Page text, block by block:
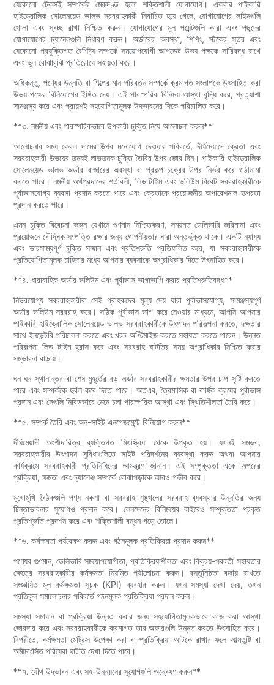
যেকোনো টেকসই সম্পর্কের মেরুদণ্ড হলো শক্তিশালী যোগাযোগ। একবার পাইকারি
হাইড্রোলিক সোলেনয়েড ভালভ সরবরাহকারী নির্বাচিত হয়ে গেলে, যোগাযোগের লাইনগুলি
খোলা এবং স্বচ্ছ রাখা নিশ্চিত করুন। যোগাযোগের মূল পয়েন্টগুলি কারা এবং পছন্দের
যোগাযোগের চ্যানেলগুলি নির্ধারণ করুন। অর্ডারের অবস্থা, শিপিং, স্টকের স্তর এবং
যেকোনো প্রযুক্তিগত বৈশিষ্ট্য সম্পর্কে সময়োপযোগী আপডেট উভয় পক্ষকে সারিবদ্ধ রাখে
এবং ভুল বোঝাবুঝি প্রতিরোধে সহায়তা করে।
অধিকন্তু, পণ্যের উন্নতি বা শিল্পের মান পরিবর্তন সম্পর্কে ক্রমাগত সংলাপকে উৎসাহিত করা
উভয় পক্ষের বিনিয়োগের ইঙ্গিত দেয়। এই পারস্পরিক বিনিময় আস্থা বৃদ্ধি করে, প্রত্যাশা
সামঞ্জস্য করে এবং প্রায়শই সহযোগিতামূলক উদ্ভাবনের দিকে পরিচালিত করে।
**৩. নমনীয় এবং পারস্পরিকভাবে উপকারী চুক্তি নিয়ে আলোচনা করুন**
আলোচনার সময় কেবল দামের উপর মনোযোগ দেওয়ার পরিবর্তে, দীর্ঘমেয়াদে ক্রেতা এবং
সরবরাহকারী উভয়ের জন্যই লাভজনক চুক্তি তৈরির উপর জোর দিন। পাইকারি হাইড্রোলিক
সোলেনয়েড ভালভ অর্ডার বাজারের অবস্থা বা প্রকল্প চক্রের উপর নির্ভর করে ওঠানামা
করতে পারে। নমনীয় অর্থপ্রদানের শর্তাবলী, লিড টাইম এবং ভলিউম রিবেট সরবরাহকারীকে
পূর্বাভাসযোগ্য ব্যবসা প্রদান করতে পারে এবং ক্রেতাকে প্রয়োজনীয় অপারেশনাল তত্পরতা
প্রদান করতে পারে।
এমন চুক্তি বিবেচনা করুন যেখানে গুণমান নিশ্চিতকরণ, সময়মত ডেলিভারি জরিমানা এবং
প্রয়োজনে বৌদ্ধিক সম্পত্তি রক্ষার জন্য গোপনীয়তার ধারা অন্তর্ভুক্ত থাকে। একটি ন্যায্য
এবং ভারসাম্যপূর্ণ চুক্তি সম্মান এবং প্রতিশ্রুতি প্রতিফলিত করে, যা সরবরাহকারীকে
প্রতিযোগিতামূলক চাহিদার মধ্যে আপনার ব্যবসাকে অগ্রাধিকার দিতে উৎসাহিত করে।
**৪. ধারাবাহিক অর্ডার ভলিউম এবং পূর্বাভাস ভাগাভাগি করার প্রতিশ্রুতিবদ্ধ**
নির্ভরযোগ্য সরবরাহকারীরা সেই গ্রাহকদের মূল্য দেয় যারা পূর্বাভাসযোগ্য, সামঞ্জস্যপূর্ণ
অর্ডার ভলিউম সরবরাহ করে। সঠিক পূর্বাভাস ভাগ করে নেওয়ার মাধ্যমে, আপনি আপনার
পাইকারি হাইড্রোলিক সোলেনয়েড ভালভ সরবরাহকারীকে উৎপাদন পরিকল্পনা করতে, দক্ষতার
সাথে ইনভেন্টরি পরিচালনা করতে এবং খরচ অপ্টিমাইজ করতে সহায়তা করতে পারেন। উন্নত
পরিকল্পনা লিড টাইম হ্রাস করে এবং সরবরাহ ঘাটতির সময় অগ্রাধিকার নিশ্চিত করার
সম্ভাবনা বাড়ায়।
ঘন ঘন স্থানান্তর বা শেষ মুহূর্তের বড় অর্ডার সরবরাহকারীর ক্ষমতার উপর চাপ সৃষ্টি করতে
পারে এবং সম্পর্ককে দুর্বল করে দিতে পারে। অতএব, ত্রৈমাসিক বা বার্ষিক ক্রয়ের পূর্বাভাস
প্রদান এবং সেগুলি নিবিড়ভাবে মেনে চলা পারস্পরিক আস্থা এবং স্থিতিশীলতা তৈরি করে।
**৫. সম্পর্ক তৈরি এবং অন-সাইট এনগেজমেন্টে বিনিয়োগ করুন**
দীর্ঘমেয়াদী অংশীদারিত্ব ব্যক্তিগত মিথস্ক্রিয়া থেকে উপকৃত হয়। যখনই সম্ভব,
সরবরাহকারীর উৎপাদন সুবিধাগুলিতে সাইট পরিদর্শনের ব্যবস্থা করুন অথবা আপনার
কার্যক্রমে সরবরাহকারী প্রতিনিধিদের আমন্ত্রণ জানান। এই সম্পৃক্ততা একে অপরের
প্রক্রিয়া, ক্ষমতা এবং চ্যালেঞ্জ সম্পর্কে বোঝাপড়াকে আরও গভীর করে।
মুখোমুখি বৈঠকগুলি পণ্য নকশা বা সরবরাহ শৃঙ্খলের সরবরাহ ব্যবস্থার উন্নতির জন্য
চিন্তাভাবনার সুযোগও প্রদান করে। লেনদেনের বিনিময়ের বাইরেও সম্পৃক্ততা প্রকৃত
প্রতিশ্রুতি প্রদর্শন করে এবং শক্তিশালী বন্ধন গড়ে তোলে।
**৬. কর্মক্ষমতা পর্যবেক্ষণ করুন এবং গঠনমূলক প্রতিক্রিয়া প্রদান করুন**
পণ্যের গুণমান, ডেলিভারি সময়োপযোগীতা, প্রতিক্রিয়াশীলতা এবং বিক্রয়-পরবর্তী সহায়তার
ক্ষেত্রে সরবরাহকারীর কর্মক্ষমতা নিয়মিত পর্যালোচনা করুন। বস্তুনিষ্ঠতা বজায় রাখতে
সংজ্ঞায়িত মূল কর্মক্ষমতা সূচক (KPI) ব্যবহার করুন। যখন সমস্যা দেখা দেয়, তখন
প্রতিকূল সমালোচনার পরিবর্তে গঠনমূলক প্রতিক্রিয়া প্রদান করুন।
সমস্যা সমাধান বা প্রক্রিয়া উন্নত করার জন্য সহযোগিতামূলকভাবে কাজ করা আস্থা
জোরদার করে এবং সরবরাহকারীকে ক্রমাগত তার অফারগুলি উন্নত করতে উৎসাহিত করে।
বিপরীতে, কর্মক্ষমতা মেট্রিক্স উপেক্ষা করা বা প্রতিক্রিয়া আটকে রাখার ফলে আত্মতুষ্টি বা
অমীমাংসিত পরিষেবা ঘাটতি দেখা দিতে পারে।
**৭. যৌথ উদ্ভাবন এবং সহ-উন্নয়নের সুযোগগুলি অন্বেষণ করুন**